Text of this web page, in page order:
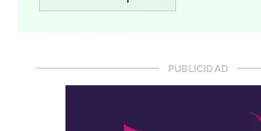
PUBLICIDAD